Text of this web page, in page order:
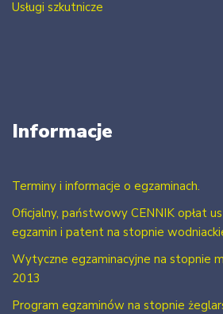
Usługi szkutnicze
Informacje
Terminy i informacje o egzaminach.
Oficjalny, państwowy CENNIK opłat
egzamin i patent na stopnie
Wytyczne egzaminacyjne na stopnie
2013
Program egzaminów na stopnie